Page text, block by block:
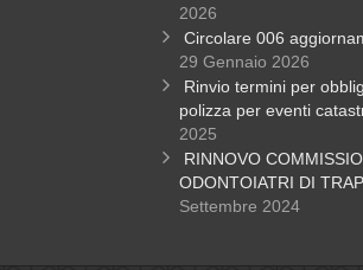
2026
Circolare 006
29 Gennaio 2026
Rinvio termini per
polizza per eventi
2025
RINNOVO
ODONTOIATRI DI
Settembre 2024